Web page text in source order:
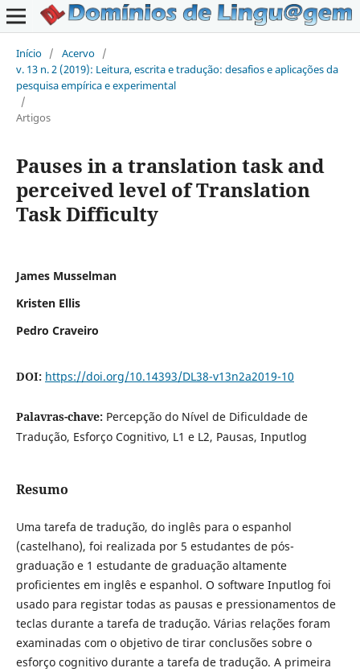
Início / Acervo /
v. 13 n. 2 (2019): Leitura, escrita e tradução: desafios e aplicações da
pesquisa empírica e experimental
/
Artigos
Pauses in a translation task and
perceived level of Translation
Task Difficulty
James Musselman
Kristen Ellis
Pedro Craveiro
DOI: https://doi.org/10.14393/DL38-v13n2a2019-10
Palavras-chave: Percepção do Nível de Dificuldade de
Tradução, Esforço Cognitivo, L1 e L2, Pausas, Inputlog
Resumo
Uma tarefa de tradução, do inglês para o espanhol
(castelhano), foi realizada por 5 estudantes de pós-
graduação e 1 estudante de graduação altamente
proficientes em inglês e espanhol. O software Inputlog foi
usado para registar todas as pausas e pressionamentos de
teclas durante a tarefa de tradução. Várias relações foram
examinadas com o objetivo de tirar conclusões sobre o
esforço cognitivo durante a tarefa de tradução. A primeira